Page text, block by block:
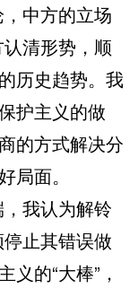
中方的立场
清形势，顺
历史趋势。我
护主义的做
的方式解决分
局面。
我认为解铃
止其错误做
的“大棒”，